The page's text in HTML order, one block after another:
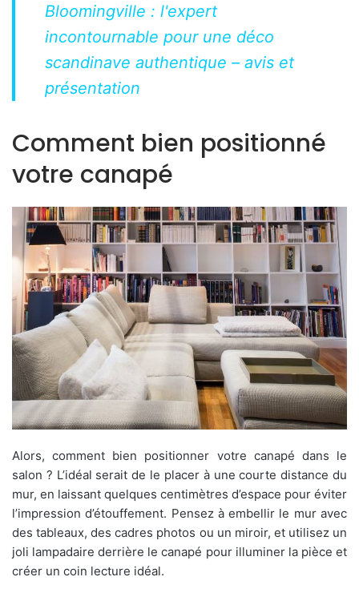
Bloomingville : l'expert
incontournable pour une déco
scandinave authentique – avis et
présentation
Comment bien positionné
votre canapé
Alors, comment bien positionner votre canapé dans le
salon ? L’idéal serait de le placer à une courte distance du
mur, en laissant quelques centimètres d’espace pour éviter
l’impression d’étouffement. Pensez à embellir le mur avec
des tableaux, des cadres photos ou un miroir, et utilisez un
joli lampadaire derrière le canapé pour illuminer la pièce et
créer un coin lecture idéal.